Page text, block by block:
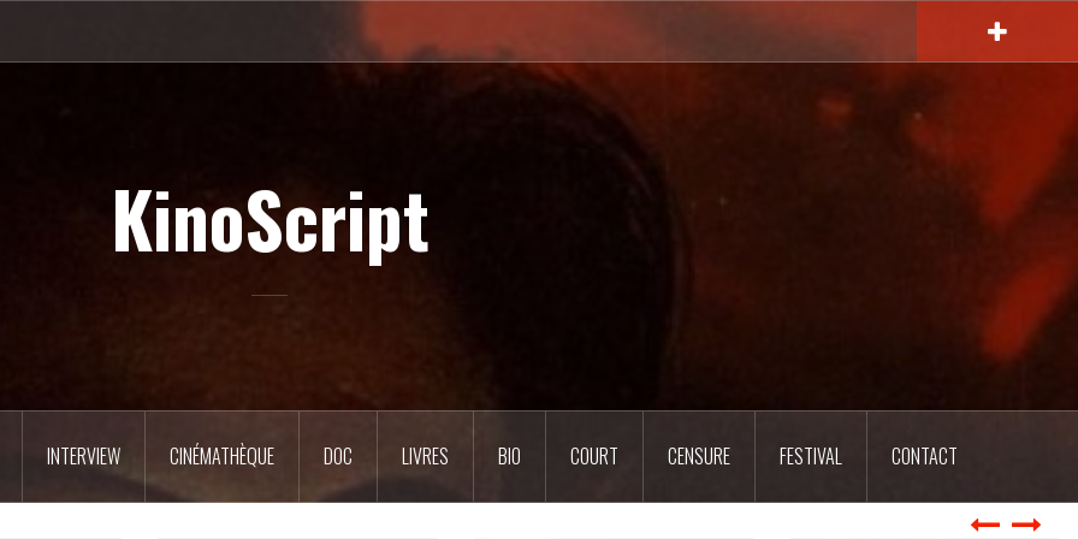
KinoScript
INTERVIEW CINÉMATHÈQUE DOC LIVRES BIO COURT CENSURE FESTIVAL CONTACT